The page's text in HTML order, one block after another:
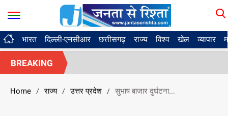
भारत दिल्ली-एनसीआर छत्तीसगढ़ राज्य विश्व खेल व्यापार
BREAKING
Home / राज्य / उत्तर प्रदेश / सुभाष बाजार दुर्घटना...